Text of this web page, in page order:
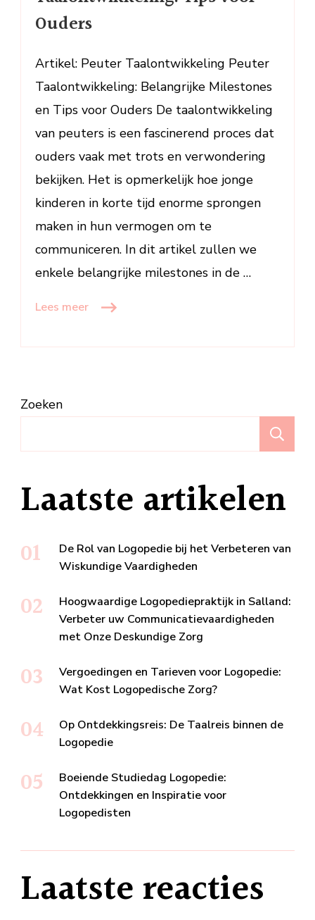
Peuter
voor
Ouders
Ouders
Artikel: Peuter Taalontwikkeling Peuter
Taalontwikkeling: Belangrijke Milestones
en Tips voor Ouders De taalontwikkeling
van peuters is een fascinerend proces dat
ouders vaak met trots en verwondering
bekijken. Het is opmerkelijk hoe jonge
kinderen in korte tijd enorme sprongen
maken in hun vermogen om te
communiceren. In dit artikel zullen we
enkele belangrijke milestones in de …
Lees meer
Zoeken
Laatste artikelen
De Rol van Logopedie bij het Verbeteren van
Wiskundige Vaardigheden
Hoogwaardige Logopediepraktijk in Salland:
Verbeter uw Communicatievaardigheden
met Onze Deskundige Zorg
Vergoedingen en Tarieven voor Logopedie:
Wat Kost Logopedische Zorg?
Op Ontdekkingsreis: De Taalreis binnen de
Logopedie
Boeiende Studiedag Logopedie:
Ontdekkingen en Inspiratie voor
Logopedisten
Laatste reacties